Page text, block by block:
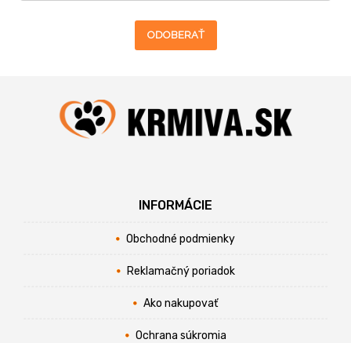
ODOBERAŤ
INFORMÁCIE
Obchodné podmienky
Reklamačný poriadok
Ako nakupovať
Ochrana súkromia